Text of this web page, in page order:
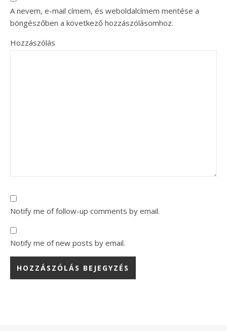
A nevem, e-mail címem, és weboldalcímem mentése a
böngészőben a következő hozzászólásomhoz.
Hozzászólás
Notify me of follow-up comments by email.
Notify me of new posts by email.